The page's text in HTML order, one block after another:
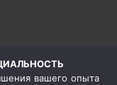
вашего опыта